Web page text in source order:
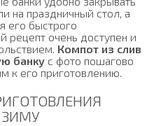
на праздничный стол, а
его быстрого
рецепт очень доступен и
Компот из слив
банкус фото пошагово
к его приготовлению.